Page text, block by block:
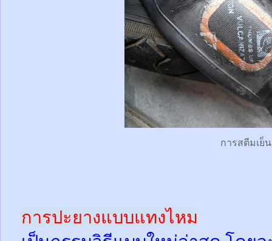
การสตีมเย็น
การปะยางแบบแทงไหม